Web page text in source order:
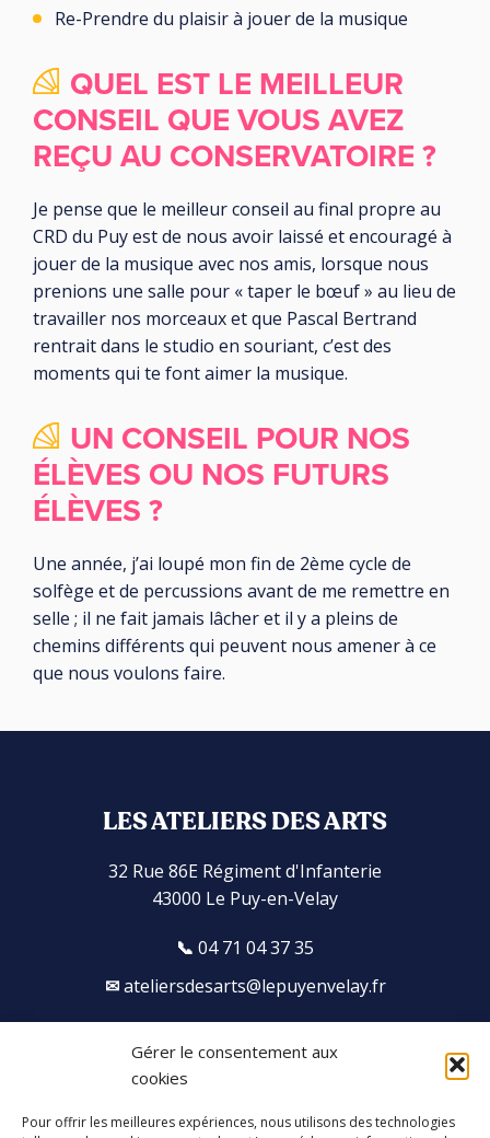
Gérer le consentement aux
cookies
Pour offrir les meilleures expériences, nous utilisons des technologies
Re-Prendre du plaisir à jouer de la musique
QUEL EST LE MEILLEUR
CONSEIL QUE VOUS AVEZ
REÇU AU CONSERVATOIRE ?
Je pense que le meilleur conseil au final propre au
CRD du Puy est de nous avoir laissé et encouragé à
jouer de la musique avec nos amis, lorsque nous
prenions une salle pour « taper le bœuf » au lieu de
travailler nos morceaux et que Pascal Bertrand
rentrait dans le studio en souriant, c’est des
moments qui te font aimer la musique.
UN CONSEIL POUR NOS
ÉLÈVES OU NOS FUTURS
ÉLÈVES ?
Une année, j’ai loupé mon fin de 2ème cycle de
solfège et de percussions avant de me remettre en
selle ; il ne fait jamais lâcher et il y a pleins de
chemins différents qui peuvent nous amener à ce
que nous voulons faire.
LES ATELIERS DES ARTS
32 Rue 86E Régiment d'Infanterie
43000 Le Puy-en-Velay
04 71 04 37 35
ateliersdesarts@lepuyenvelay.fr